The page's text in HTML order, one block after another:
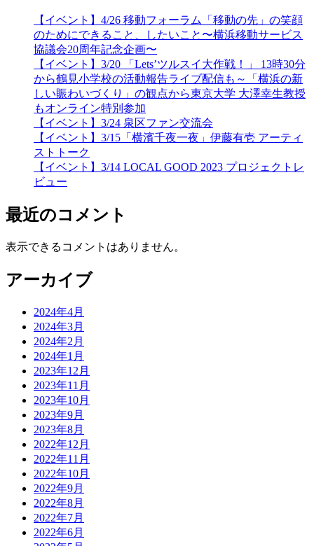
【イベント】4/26 移動フォーラム「移動の先」の笑顔
のためにできること、したいこと〜横浜移動サービス
協議会20周年記念企画〜
【イベント】3/20 「Lets’ツルスイ大作戦！」 13時30分
から鶴見小学校の活動報告ライブ配信も～「横浜の新
しい賑わいづくり」の観点から東京大学 大澤幸生教授
もオンライン特別参加
【イベント】3/24 泉区ファン交流会
【イベント】3/15「横濱千夜一夜」伊藤有壱 アーティ
ストトーク
【イベント】3/14 LOCAL GOOD 2023 プロジェクトレ
ビュー
最近のコメント
表示できるコメントはありません。
アーカイブ
2024年4月
2024年3月
2024年2月
2024年1月
2023年12月
2023年11月
2023年10月
2023年9月
2023年8月
2022年12月
2022年11月
2022年10月
2022年9月
2022年8月
2022年7月
2022年6月